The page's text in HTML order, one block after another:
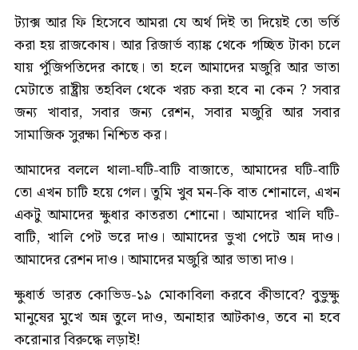
ট্যাক্স আর ফি হিসেবে আমরা যে অর্থ দিই তা দিয়েই তো ভর্তি
করা হয় রাজকোষ। আর রিজার্ভ ব্যাঙ্ক থেকে গচ্ছিত টাকা চলে
যায় পুঁজিপতিদের কাছে। তা হলে আমাদের মজুরি আর ভাতা
মেটাতে রাষ্ট্রীয় তহবিল থেকে খরচ করা হবে না কেন ? সবার
জন্য খাবার, সবার জন্য রেশন, সবার মজুরি আর সবার
সামাজিক সুরক্ষা নিশ্চিত কর।
আমাদের বললে থালা-ঘটি-বাটি বাজাতে, আমাদের ঘটি-বাটি
তো এখন চাটি হয়ে গেল। তুমি খুব মন-কি বাত শোনালে, এখন
একটু আমাদের ক্ষুধার কাতরতা শোনো। আমাদের খালি ঘটি-
বাটি, খালি পেট ভরে দাও। আমাদের ভুখা পেটে অন্ন দাও।
আমাদের রেশন দাও। আমাদের মজুরি আর ভাতা দাও।
ক্ষুধার্ত ভারত কোভিড-১৯ মোকাবিলা করবে কীভাবে? বুভুক্ষু
মানুষের মুখে অন্ন তুলে দাও, অনাহার আটকাও, তবে না হবে
করোনার বিরুদ্ধে লড়াই!